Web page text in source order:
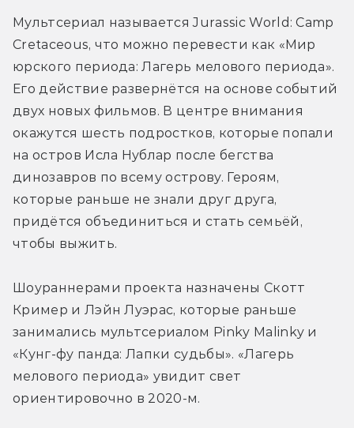
Мультсериал называется Jurassic World: Camp
Cretaceous, что можно перевести как «Мир
юрского периода: Лагерь мелового периода».
Его действие развернётся на основе событий
двух новых фильмов. В центре внимания
окажутся шесть подростков, которые попали
на остров Исла Нублар после бегства
динозавров по всему острову. Героям,
которые раньше не знали друг друга,
придётся объединиться и стать семьёй,
чтобы выжить.
Шоураннерами проекта назначены Скотт
Кример и Лэйн Луэрас, которые раньше
занимались мультсериалом Pinky Malinky и
«Кунг-фу панда: Лапки судьбы». «Лагерь
мелового периода» увидит свет
ориентировочно в 2020-м.